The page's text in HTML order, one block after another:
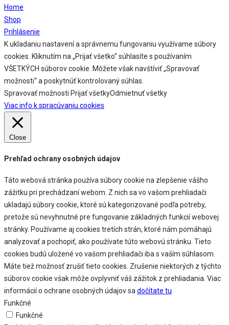
Home
Shop
Prihlásenie
K ukladaniu nastavení a správnemu fungovaniu využívame súbory
cookies. Kliknutím na „Prijať všetko“ súhlasíte s používaním
VŠETKÝCH súborov cookie. Môžete však navštíviť „Spravovať
možnosti“ a poskytnúť kontrolovaný súhlas.
Spravovať možnosti Prijať všetkyOdmietnuť všetky
Viac info k spracúvaniu cookies
Close
Prehľad ochrany osobných údajov
Táto webová stránka používa súbory cookie na zlepšenie vášho
zážitku pri prechádzaní webom. Z nich sa vo vašom prehliadači
ukladajú súbory cookie, ktoré sú kategorizované podľa potreby,
pretože sú nevyhnutné pre fungovanie základných funkcií webovej
stránky. Používame aj cookies tretích strán, ktoré nám pomáhajú
analyzovať a pochopiť, ako používate túto webovú stránku. Tieto
cookies budú uložené vo vašom prehliadači iba s vaším súhlasom.
Máte tiež možnosť zrušiť tieto cookies. Zrušenie niektorých z týchto
súborov cookie však môže ovplyvniť váš zážitok z prehliadania. Viac
informácií o ochrane osobných údajov sa dočítate tu
Funkčné
Funkčné